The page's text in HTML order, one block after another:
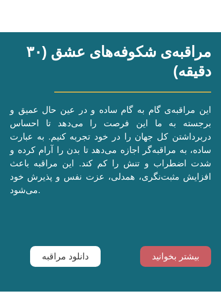
مراقبه‌ی شکوفه‌های عشق (۳۰
دقیقه)
این مراقبه‌ی گام به گام ساده و در عین حال عمیق و
برجسته به ما این فرصت را می‌دهد تا احساس
دربرداشتن کل جهان را در خود تجربه کنیم. به عبارت
ساده، به مراقبه‌گر اجازه می‌دهد تا بدن را آرام کرده و
شدت اضطراب و تنش را کم کند. این مراقبه باعث
افزایش مثبت‌نگری، همدلی، عزت نفس و پذیرش خود
می‌شود.
دانلود مراقبه بیشتر بخوانید